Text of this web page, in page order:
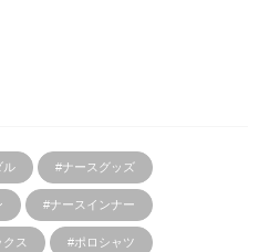
ル #ナースグッズ
#ナースインナー
ス #ポロシャツ